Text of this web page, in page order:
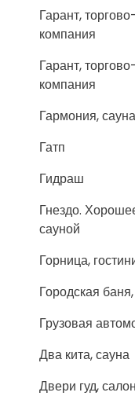
Гарант,
компания
Гарант,
компания
Гармония, сауна
Гатп
Гидраш
Гнездо.
сауной
Горница,
Городская
Грузовая
Два кита, сауна
Двери гуд, салон